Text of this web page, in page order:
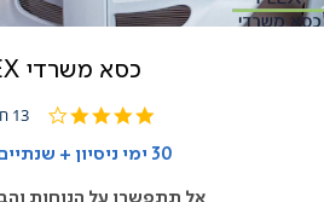
כסא משרדי FLEX
3.8
rating
13 חוות דעת
30 ימי ניסיון + שנתיים אחריות
אל תתפשרו על הנוחות